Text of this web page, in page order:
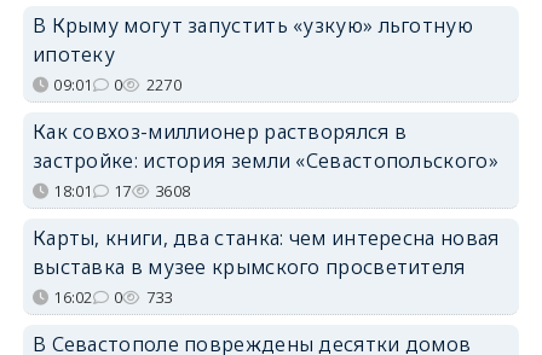
В Крыму могут запустить «узкую» льготную
ипотеку
09:01 0 2270
Как совхоз-миллионер растворялся в
застройке: история земли «Севастопольского»
18:01 17 3608
Карты, книги, два станка: чем интересна новая
выставка в музее крымского просветителя
16:02 0 733
В Севастополе повреждены десятки домов